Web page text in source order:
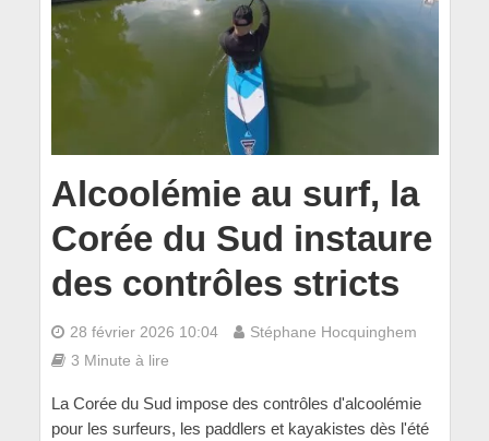
Alcoolémie au surf, la
Corée du Sud instaure
des contrôles stricts
28 février 2026 10:04
Stéphane Hocquinghem
3 Minute à lire
La Corée du Sud impose des contrôles d'alcoolémie
pour les surfeurs, les paddlers et kayakistes dès l'été